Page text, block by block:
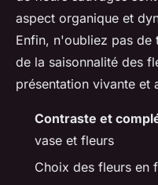
aspect organique et
Enfin, n'oubliez pas de
de la saisonnalité des
présentation vivante et
Contraste et
vase et fleurs
Choix des fleurs en